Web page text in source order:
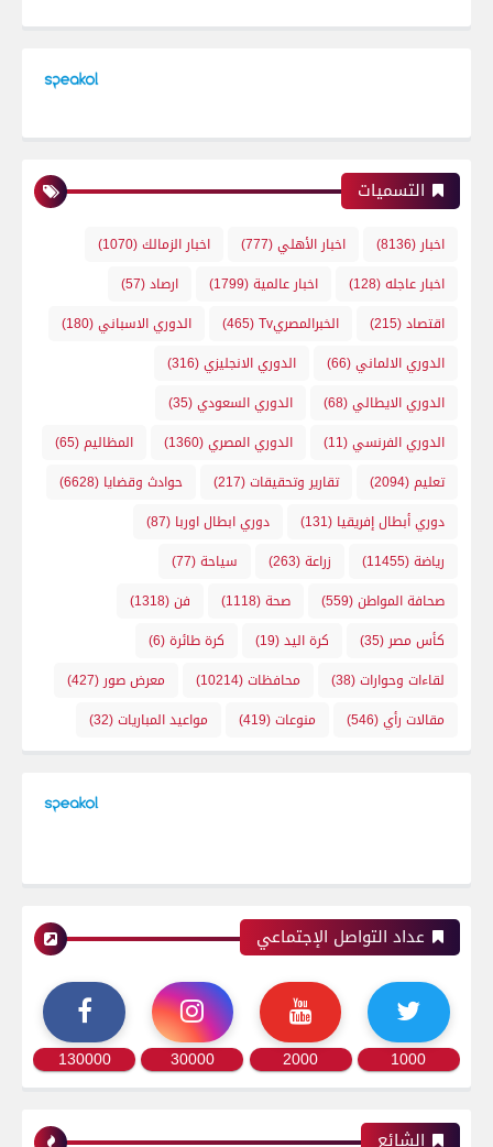
التسميات
اخبار (8136) اخبار الأهلي(777) اخبار الزمالك(1070)
اخبار عاجله(128) اخبار عالمية(1799) ارصاد(57)
اقتصاد(215) الخبرالمصريTv (465) الدوري الاسباني(180)
الدوري الالماني(66) الدوري الانجليزي(316)
الدوري الايطالي(68) الدوري السعودي(35)
الدوري الفرنسي(11) الدوري المصري(1360) المظاليم(65)
تعليم(2094) تقارير وتحقيقات(217) حوادث وقضايا (6628)
دوري أبطال إفريقيا (131) دوري ابطال اوربا (87)
رياضة(11455) زراعة(263) سياحة(77)
صحافة المواطن(559) صحة(1118) فن(1318)
كأس مصر (35) كرة اليد(19) كرة طائرة(6)
لقاءات وحوارات(38) محافظات(10214) معرض صور (427)
مقالات رأي(546) منوعات(419) مواعيد المباريات(32)
عداد التواصل الإجتماعي
1000
2000
30000
130000
الشائع